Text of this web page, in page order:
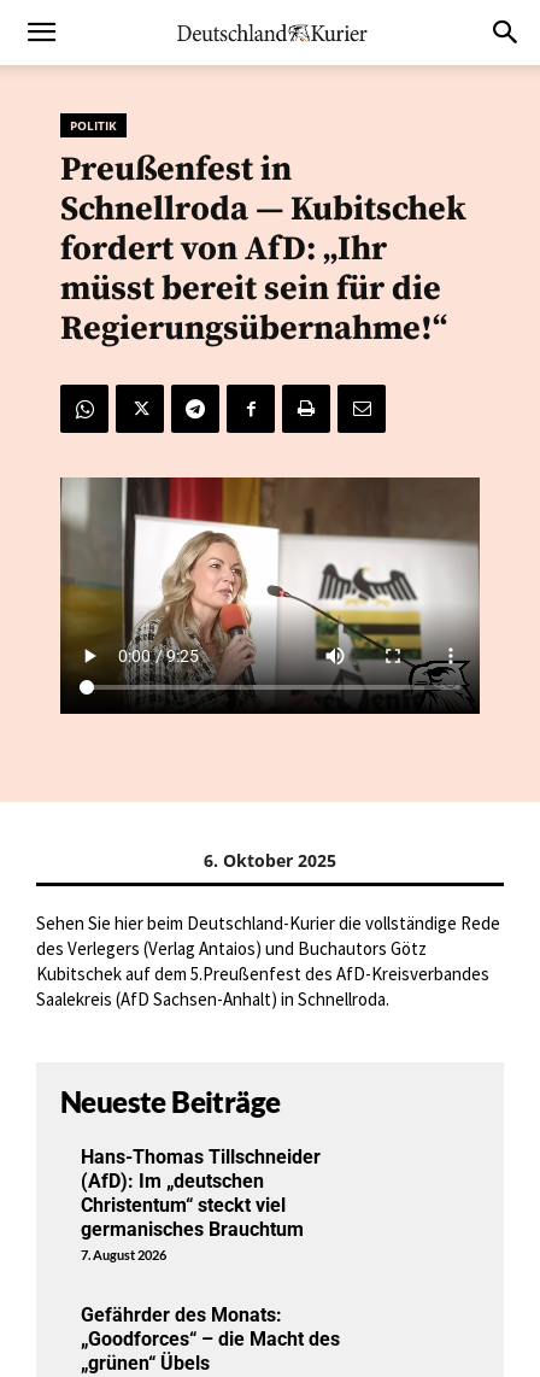
POLITIK
Preußenfest in
Schnellroda — Kubitschek
fordert von AfD: „Ihr
müsst bereit sein für die
Regierungsübernahme!“
6. Oktober 2025
Sehen Sie hier beim Deutschland-Kurier die vollständige Rede
des Verlegers (Verlag Antaios) und Buchautors Götz
Kubitschek auf dem 5.Preußenfest des AfD-Kreisverbandes
Saalekreis (AfD Sachsen-Anhalt) in Schnellroda.
Neueste Beiträge
Hans-Thomas Tillschneider
(AfD): Im „deutschen
Christentum“ steckt viel
germanisches Brauchtum
7. August 2026
Gefährder des Monats:
„Goodforces“ – die Macht des
„grünen“ Übels